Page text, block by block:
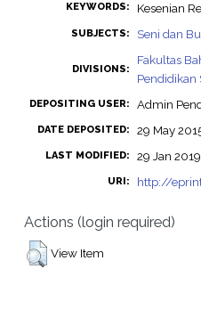
KEYWORDS:
Kesenian
SUBJECTS: Seni dan
DIVISIONS:
Fakultas
Pendidikan
DEPOSITING USER: Admin
DATE DEPOSITED: 29 May
LAST MODIFIED: 29 Jan
URI: http://
Actions (login required)
View Item